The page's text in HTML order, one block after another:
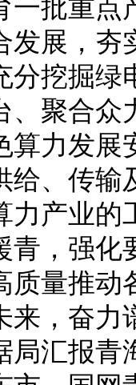
发展，
分挖掘
、聚合
算力发
给、传
力产业
青，强
质量推
来，奋
汇报青